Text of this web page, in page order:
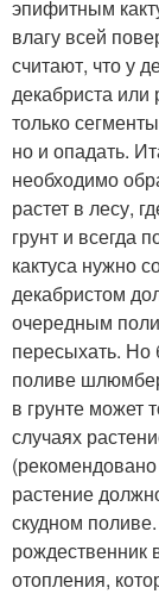
эпифитным
влагу всей
считают, что у
декабриста или
только
но и опадать.
необходимо
растет в лесу,
грунт и всегда
кактуса нужно
декабристом
очередным
пересыхать.
поливе
в грунте может
случаях
растение
скудном
рождественник
отопления,